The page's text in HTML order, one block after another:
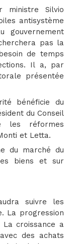
ministre Silvio
antisystème
gouvernement
pas la
de temps
Il a, par
présentée
bénéficie du
du Conseil
les réformes
et Letta.
du marché du
biens et sur
suivre les
La progression
croissance a
des achats